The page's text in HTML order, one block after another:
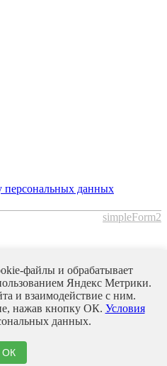
персональных данных
simpleForm2
персональных данных
файлы и обрабатывает
Яндекс Метрики.
и взаимодействие с ним.
нажав кнопку ОК. Условия
данных.
ОК